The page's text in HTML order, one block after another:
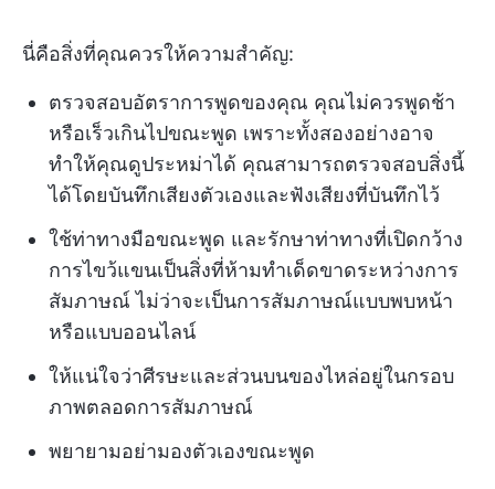
นี่คือสิ่งที่คุณควรให้ความสำคัญ:
ตรวจสอบอัตราการพูดของคุณ คุณไม่ควรพูดช้า
หรือเร็วเกินไปขณะพูด เพราะทั้งสองอย่างอาจ
ทำให้คุณดูประหม่าได้ คุณสามารถตรวจสอบสิ่งนี้
ได้โดยบันทึกเสียงตัวเองและฟังเสียงที่บันทึกไว้
ใช้ท่าทางมือขณะพูด และรักษาท่าทางที่เปิดกว้าง
การไขว้แขนเป็นสิ่งที่ห้ามทำเด็ดขาดระหว่างการ
สัมภาษณ์ ไม่ว่าจะเป็นการสัมภาษณ์แบบพบหน้า
หรือแบบออนไลน์
ให้แน่ใจว่าศีรษะและส่วนบนของไหล่อยู่ในกรอบ
ภาพตลอดการสัมภาษณ์
พยายามอย่ามองตัวเองขณะพูด